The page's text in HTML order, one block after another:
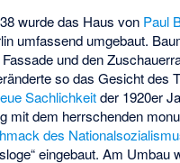
wurde das Haus von Paul
umfassend umgebaut.
und den
so das Gesicht des
Sachlichkeitder 1920er
mit dem herrschenden
des
eingebaut. Am Umbau